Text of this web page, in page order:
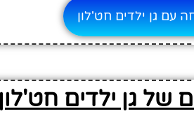
עם גן ילדים חט'לון
של גן ילדים